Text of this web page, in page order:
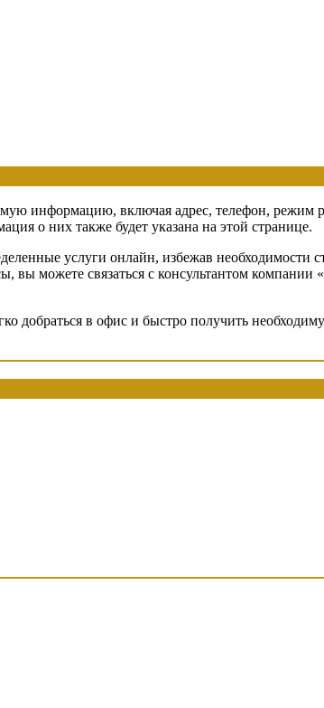
информацию, включая адрес, телефон, режим
о них также будет указана на этой странице.
услуги онлайн, избежав необходимости
вы можете связаться с консультантом компании
добраться в офис и быстро получить